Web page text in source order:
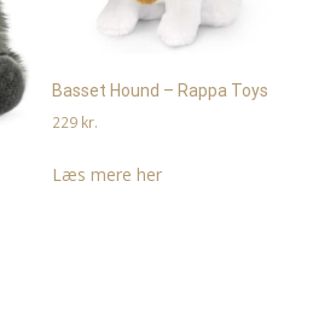
Basset Hound – Rappa Toys
229 kr.
Læs mere her